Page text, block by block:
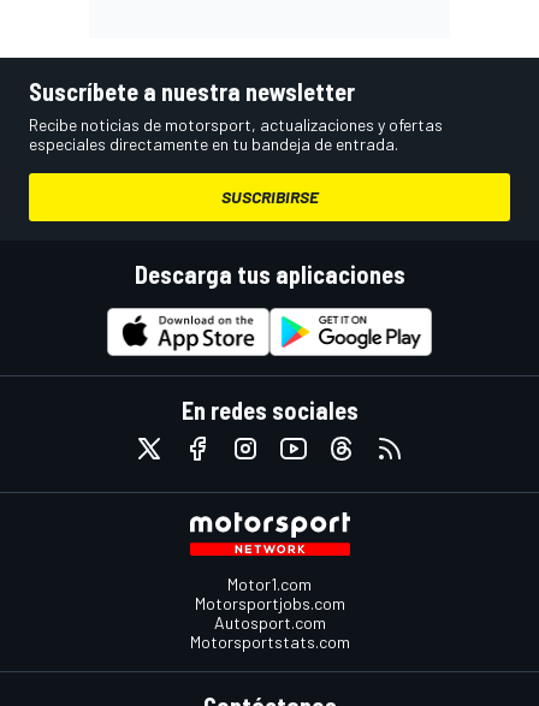
Suscríbete a nuestra newsletter
Recibe noticias de motorsport, actualizaciones y ofertas
especiales directamente en tu bandeja de entrada.
SUSCRIBIRSE
Descarga tus aplicaciones
En redes sociales
Motor1.com
Motorsportjobs.com
Autosport.com
Motorsportstats.com